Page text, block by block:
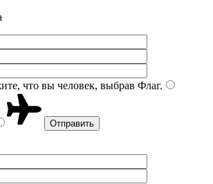
что вы человек, выбрав Флаг.